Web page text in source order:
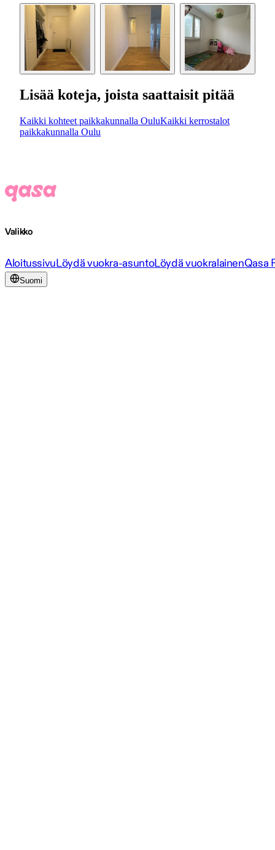
Lisää koteja, joista saattaisit pitää
Kaikki kohteet paikkakunnalla OuluKaikki kerrostalot
paikkakunnalla Oulu
Valikko
AloitussivuLöydä vuokra-asuntoLöydä vuokralainenQasa
Suomi